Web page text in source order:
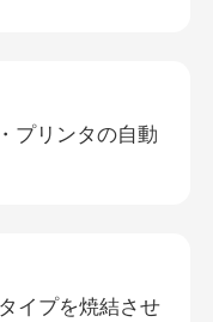
プリンタの自動
イプを焼結させ